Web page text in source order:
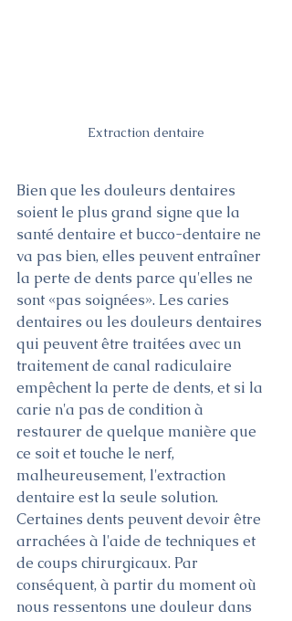
Extraction dentaire
Bien que les douleurs dentaires
soient le plus grand signe que la
santé dentaire et bucco-dentaire ne
va pas bien, elles peuvent entraîner
la perte de dents parce qu'elles ne
sont «pas soignées». Les caries
dentaires ou les douleurs dentaires
qui peuvent être traitées avec un
traitement de canal radiculaire
empêchent la perte de dents, et si la
carie n'a pas de condition à
restaurer de quelque manière que
ce soit et touche le nerf,
malheureusement, l'extraction
dentaire est la seule solution.
Certaines dents peuvent devoir être
arrachées à l'aide de techniques et
de coups chirurgicaux. Par
conséquent, à partir du moment où
nous ressentons une douleur dans